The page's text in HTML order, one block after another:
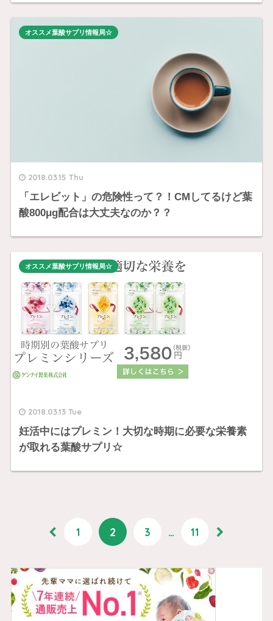
2018.03.15 Thu
「エレビット」の危険性って？！CMしてるけど葉
酸800μg配合は大丈夫なのか？？
オススメ葉酸サプリ情報局☆
2018.03.13 Tue
妊活中にはプレミン！大切な時期に必要な栄養素
が取れる葉酸サプリ☆
オススメ葉酸サプリ情報局☆
1 2 3 … 11